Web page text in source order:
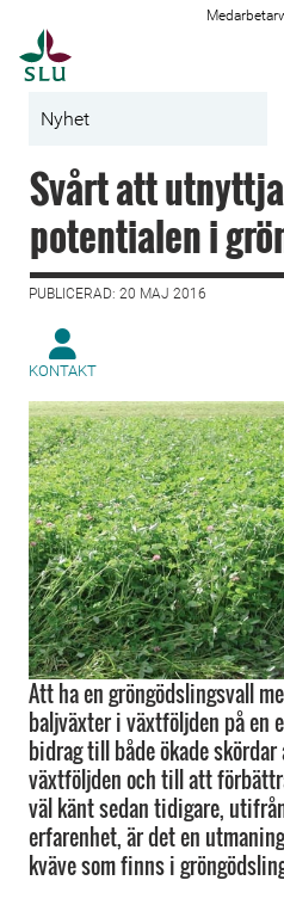
Nyhet
Svårt att
potentialen i
PUBLICERAD: 20 MAJ 2016
KONTAKT
Att ha en gröngödslingsvall
baljväxter i växtföljden på en
bidrag till både ökade
växtföljden och till att
väl känt sedan tidigare,
erfarenhet, är det en
kväve som finns i